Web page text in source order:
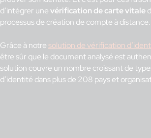
d’intégrer unevérification de carte vitale
processus de création de compte à distance.
Grâce à notresolution de vérification
être sûr que le document analysé est
solution couvre un nombre croissant de
d’identité dans plus de 208 pays et